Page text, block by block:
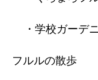
・学校ガーデ
フルルの散歩